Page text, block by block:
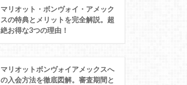
マリオット・ボンヴォイ・アメック
スの特典とメリットを完全解説。超
絶お得な3つの理由！
マリオットボンヴォイアメックスへ
の入会方法を徹底図解。審査期間と